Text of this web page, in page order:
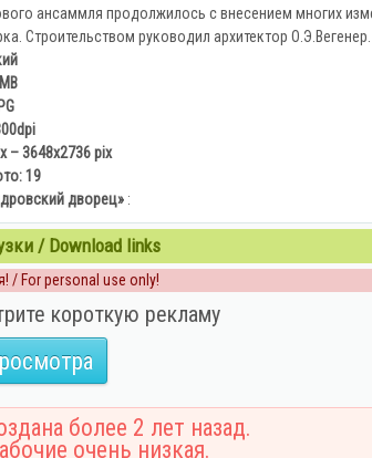
ансаммля продолжилось с внесением многих
Строительством руководил архитектор О.Э.Вегенер.
– 3648х2736 pix
19
дворец» :
/ Download links
/ For personal use only!
короткую рекламу
более 2 лет назад.
очень низкая.